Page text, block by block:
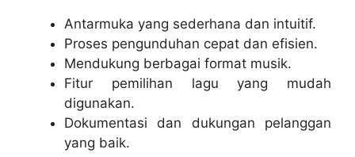
Antarmuka yang sederhana dan intuitif.
Proses pengunduhan cepat dan efisien.
Mendukung berbagai format musik.
Fitur pemilihan lagu yang mudah
digunakan.
Dokumentasi dan dukungan pelanggan
yang baik.